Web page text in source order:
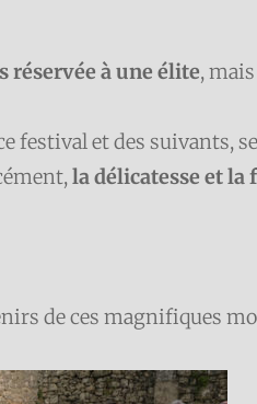
réservée à une élite,
festival et des suivants,
la délicatesse et la
de ces magnifiques